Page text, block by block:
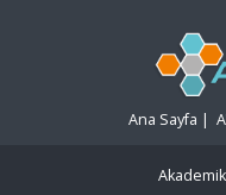
Ana Sayfa |